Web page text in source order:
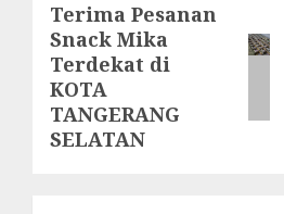
Next
post:
Terima Pesanan
Snack Mika
Terdekat di
KOTA
TANGERANG
SELATAN